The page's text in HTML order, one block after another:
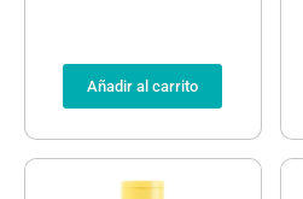
Añadir al carrito